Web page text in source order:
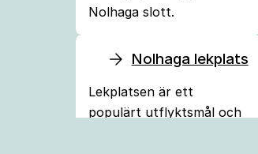
Nolhaga slott.
Nolhaga lekplats
Lekplatsen är ett
populärt utflyktsmål och